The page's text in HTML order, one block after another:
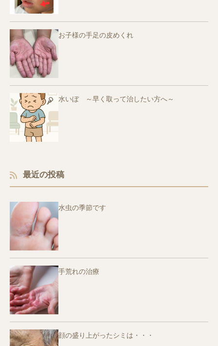
お子様の手足の皮めくれ
水いぼ ～早く取って治したい方へ～
最近の投稿
水虫の季節です
手荒れの治療
顔の盛り上がったシミは・・・